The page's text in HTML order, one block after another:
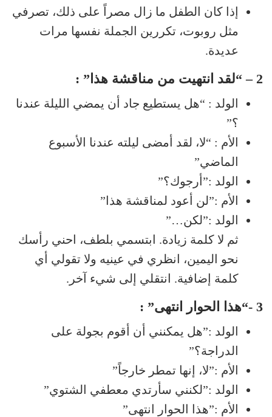
إذا كان الطفل ما زال مصراً على ذلك، تصرفي
مثل روبوت، تكررين الجملة نفسها مرات
عديدة.
2 – “لقد انتهيت من مناقشة هذا” :
الولد : “هل يستطيع جاد أن يمضي الليلة عندنا
؟”
الأم : “لا، لقد أمضى ليلته عندنا الأسبوع
الماضي”
الولد :”أرجوك؟”
الأم :”لن أعود لمناقشة هذا”
الولد :”لكن…”
ثم لا كلمة زيادة. ابتسمي بلطف، احني رأسك
نحو اليمين، انظري في عينيه ولا تقولي أي
كلمة إضافية. انتقلي إلى شيء آخر.
3 -“هذا الحوار انتهى” :
الولد :”هل يمكنني أن أقوم بجولة على
الدراجة؟”
الأم :”لا، إنها تمطر خارجاً”
الولد :”لكنني سأرتدي معطفي الشتوي”
الأم :”هذا الحوار انتهى”